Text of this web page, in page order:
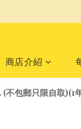
商店介紹
包郵只限自取)(1